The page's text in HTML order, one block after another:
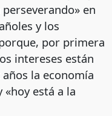
en
y los
por primera
intereses están
la economía
«hoy está a la